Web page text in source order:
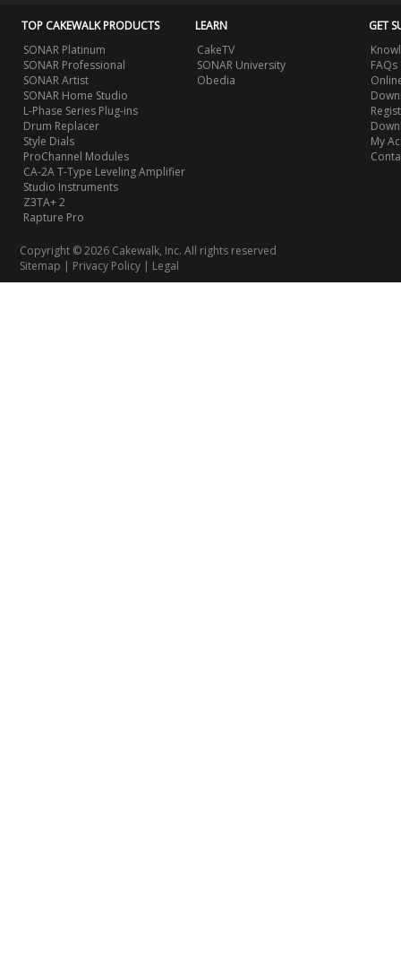
TOP CAKEWALK PRODUCTS
SONAR Platinum
SONAR Professional
SONAR Artist
SONAR Home Studio
L-Phase Series Plug-ins
Drum Replacer
Style Dials
ProChannel Modules
CA-2A T-Type Leveling Amplifier
Studio Instruments
Z3TA+ 2
Rapture Pro
LEARN
CakeTV
SONAR University
Obedia
GET
FAQs
My
Copyright © 2026 Cakewalk, Inc. All rights reserved
Sitemap | Privacy Policy | Legal